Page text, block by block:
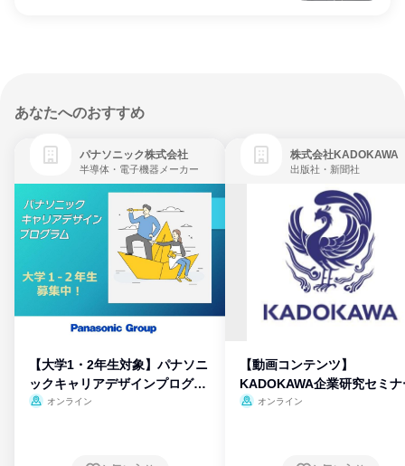
あなたへのおすすめ
パナソニック株式会社
半導体・電子機器メーカー
【大学1・2年生対象】パナソニ
ックキャリアデザインプログラ
ム
オンライン
株式会社KADOKAWA
出版社・新聞社
【動画コンテンツ】
KADOKAWA企業研究セミナ
オンライン